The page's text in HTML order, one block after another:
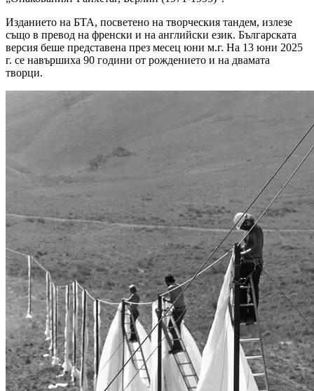
Изданието на БТА, посветено на творческия тандем, излезе
също в превод на френски и на английски език. Българската
версия беше представена през месец юни м.г. На 13 юни 2025
г. се навършиха 90 години от рождението и на двамата
творци.